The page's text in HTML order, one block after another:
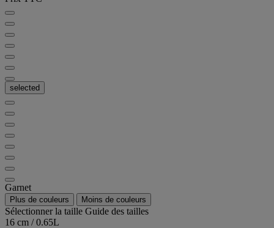
selected
Garnet
Plus de couleurs Moins de couleurs
Sélectionner la taille Guide des tailles
16 cm / 0.65L